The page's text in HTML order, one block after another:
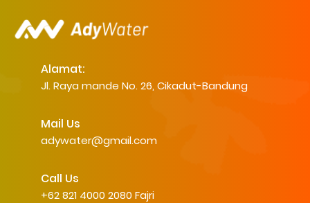
Alamat:
Jl. Raya mande No. 26, Cikadut-Bandung
Mail Us
adywater@gmail.com
Call Us
+62 821 4000 2080 Fajri